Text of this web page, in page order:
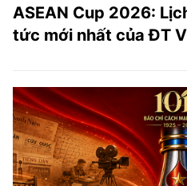
ASEAN Cup 2026:
tức mới nhất của ĐT